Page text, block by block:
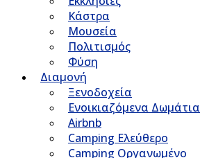
Κάστρα
Μουσεία
Πολιτισμός
Φύση
Διαμονή
Ξενοδοχεία
Ενοικιαζόμενα Δωμάτια
Airbnb
Camping Ελεύθερο
Camping Οργανωμένο